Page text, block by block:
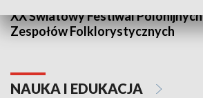
XX Światowy Festiwal Polonijnych
Zespołów Folklorystycznych
NAUKA I EDUKACJA